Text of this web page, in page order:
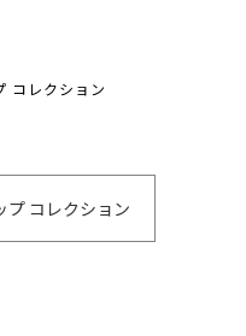
コレクション
プ コレクション